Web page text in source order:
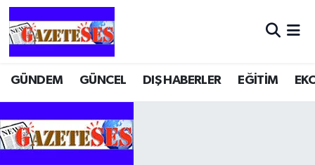
GÜNDEM GÜNCEL DIŞ HABERLER EĞİTİM